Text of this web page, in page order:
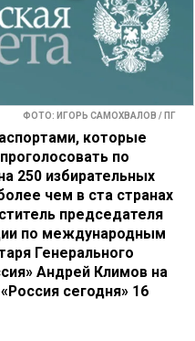
ФОТО: ИГОРЬ САМОХВАЛОВ / ПГ
которые
по
250 избирательных
чем в ста странах
председателя
по международным
Генерального
Андрей Климов на
сегодня» 16